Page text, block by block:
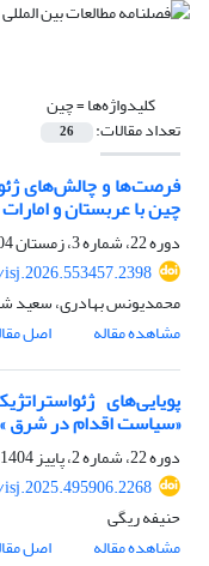
کلیدواژه‌ها =چین
تعداد مقالات: 26
فرصت‌ها و چالش‌های
چین با عربستان و امارات
دوره 22، شماره 3، زمستان 1404، صفحه
محمدیونس بهادری، سعید
مشاهده مقاله
اصل
پویایی‌های
«سیاست اقدام در شرق »
دوره 22، شماره 2، پاییز 1404، صفحه
حنیفه ریگی
مشاهده مقاله
اصل